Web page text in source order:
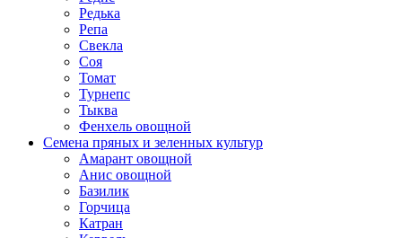
Редька
Репа
Свекла
Соя
Томат
Турнепс
Тыква
Фенхель овощной
Семена пряных и зеленных культур
Амарант овощной
Анис овощной
Базилик
Горчица
Катран